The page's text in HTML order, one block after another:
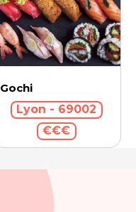
Gochi
Lyon - 69002
€€€